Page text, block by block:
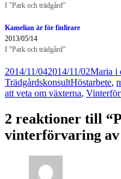
I ”Park och trädgård”
Kamelian är för finlirare
2013/05/14
I ”Park och trädgård”
Postat
2014/11/042014/11/02Maria i
TrädgårdskonsultTaggar
Höstarbete,
att veta om växterna,
2 reaktioner till
vinterförvaring